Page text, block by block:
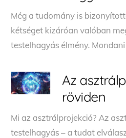
Még a tudomány is
kétséget kizáróan valóban
testelhagyás élmény.
Az
röviden
Mi az asztrálprojekció? Az
testelhagyás – a tudat